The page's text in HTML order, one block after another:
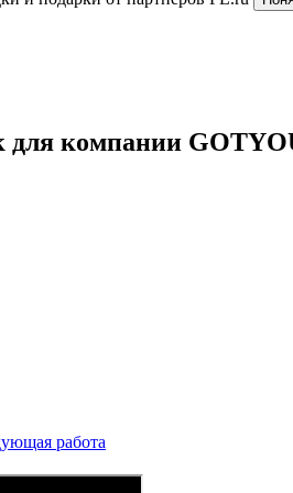
для компании
работа